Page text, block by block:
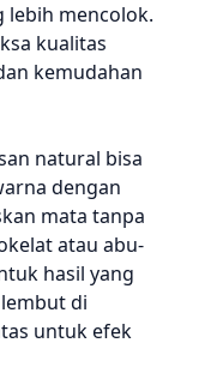
lebih mencolok.
kualitas
kemudahan
natural bisa
dengan
mata tanpa
atau abu-
hasil yang
di
untuk efek